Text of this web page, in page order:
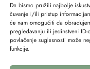
Da bismo pružili najbolje
čuvanje i/ili pristup
će nam omogućiti da
pregledavanju ili jedinstveni
povlačenje suglasnosti može
funkcije.